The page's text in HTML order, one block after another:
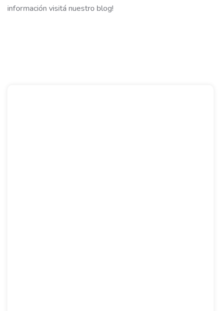
información visitá nuestro blog!